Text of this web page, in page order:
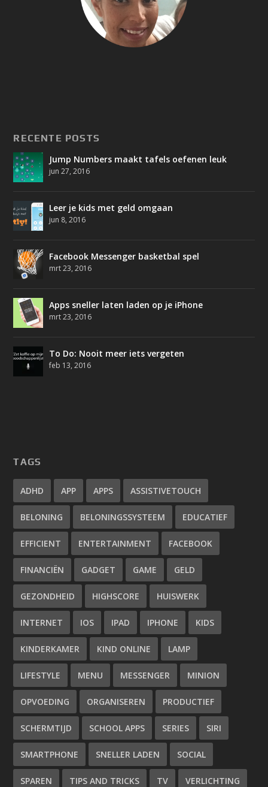
RECENTE POSTS
Jump Numbers maakt tafels oefenen leuk
jun 27, 2016
Leer je kids met geld omgaan
jun 8, 2016
Facebook Messenger basketbal spel
mrt 23, 2016
Apps sneller laten laden op je iPhone
mrt 23, 2016
To Do: Nooit meer iets vergeten
feb 13, 2016
TAGS
ADHD APP APPS ASSISTIVETOUCH
BELONING BELONINGSSYSTEEM EDUCATIEF
EFFICIENT ENTERTAINMENT FACEBOOK
FINANCIËN GADGET GAME GELD
GEZONDHEID HIGHSCORE HUISWERK
INTERNET IOS IPAD IPHONE KIDS
KINDERKAMER KIND ONLINE LAMP
LIFESTYLE MENU MESSENGER MINION
OPVOEDING ORGANISEREN PRODUCTIEF
SCHERMTIJD SCHOOL APPS SERIES SIRI
SMARTPHONE SNELLER LADEN SOCIAL
SPAREN TIPS AND TRICKS TV VERLICHTING